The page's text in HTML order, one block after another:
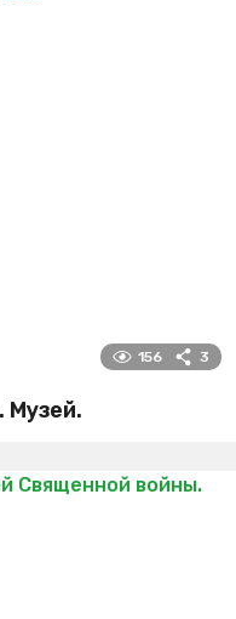
156 3
Музей.